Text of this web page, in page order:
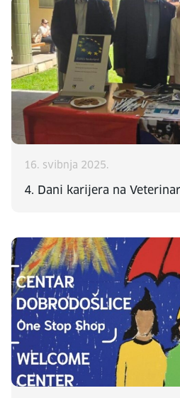
16. svibnja 2025.
4. Dani karijera na